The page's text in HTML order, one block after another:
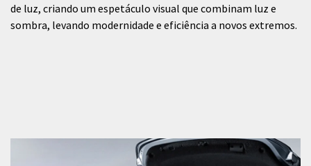
de luz, criando um espetáculo visual que combinam luz e
sombra, levando modernidade e eficiência a novos extremos.